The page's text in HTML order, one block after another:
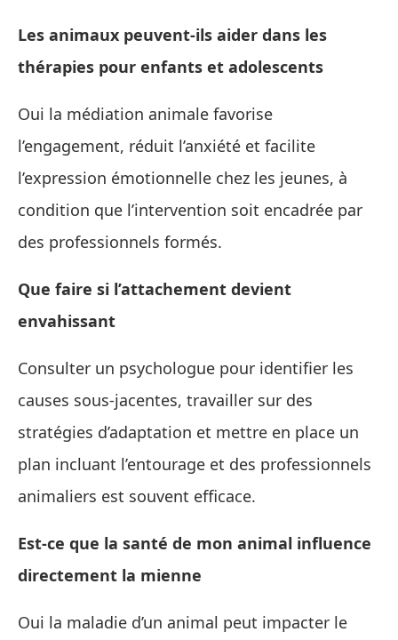
Les animaux peuvent-ils aider dans les
thérapies pour enfants et adolescents
Oui la médiation animale favorise
l’engagement, réduit l’anxiété et facilite
l’expression émotionnelle chez les jeunes, à
condition que l’intervention soit encadrée par
des professionnels formés.
Que faire si l’attachement devient
envahissant
Consulter un psychologue pour identifier les
causes sous-jacentes, travailler sur des
stratégies d’adaptation et mettre en place un
plan incluant l’entourage et des professionnels
animaliers est souvent efficace.
Est-ce que la santé de mon animal influence
directement la mienne
Oui la maladie d’un animal peut impacter le